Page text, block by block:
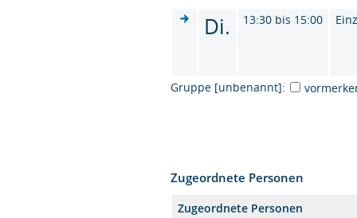
Di. 13:30 bis 15:00
Gruppe [unbenannt]:
Zugeordnete Personen
Zugeordnete Personen